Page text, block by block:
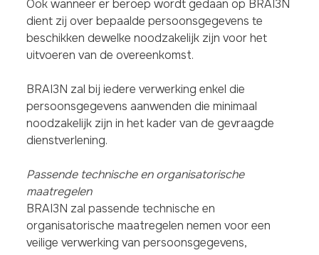
Ook wanneer er beroep wordt gedaan op BRAI3N
dient zij over bepaalde persoonsgegevens te
beschikken dewelke noodzakelijk zijn voor het
uitvoeren van de overeenkomst.
BRAI3N zal bij iedere verwerking enkel die
persoonsgegevens aanwenden die minimaal
noodzakelijk zijn in het kader van de gevraagde
dienstverlening.
Passende technische en organisatorische
maatregelen
BRAI3N zal passende technische en
organisatorische maatregelen nemen voor een
veilige verwerking van persoonsgegevens,